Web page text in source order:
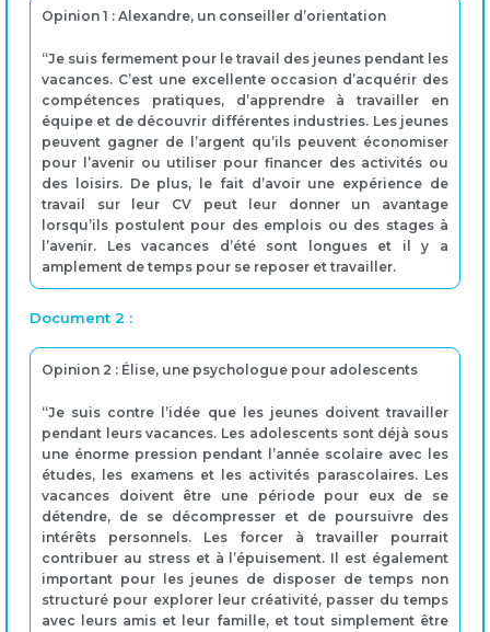
Opinion 1 : Alexandre, un conseiller d’orientation
“Je suis fermement pour le travail des jeunes pendant les
vacances. C’est une excellente occasion d’acquérir des
compétences pratiques, d’apprendre à travailler en
équipe et de découvrir différentes industries. Les jeunes
peuvent gagner de l’argent qu’ils peuvent économiser
pour l’avenir ou utiliser pour financer des activités ou
des loisirs. De plus, le fait d’avoir une expérience de
travail sur leur CV peut leur donner un avantage
lorsqu’ils postulent pour des emplois ou des stages à
l’avenir. Les vacances d’été sont longues et il y a
amplement de temps pour se reposer et travailler.
Document 2 :
Opinion 2 : Élise, une psychologue pour adolescents
“Je suis contre l’idée que les jeunes doivent travailler
pendant leurs vacances. Les adolescents sont déjà sous
une énorme pression pendant l’année scolaire avec les
études, les examens et les activités parascolaires. Les
vacances doivent être une période pour eux de se
détendre, de se décompresser et de poursuivre des
intérêts personnels. Les forcer à travailler pourrait
contribuer au stress et à l’épuisement. Il est également
important pour les jeunes de disposer de temps non
structuré pour explorer leur créativité, passer du temps
avec leurs amis et leur famille, et tout simplement être